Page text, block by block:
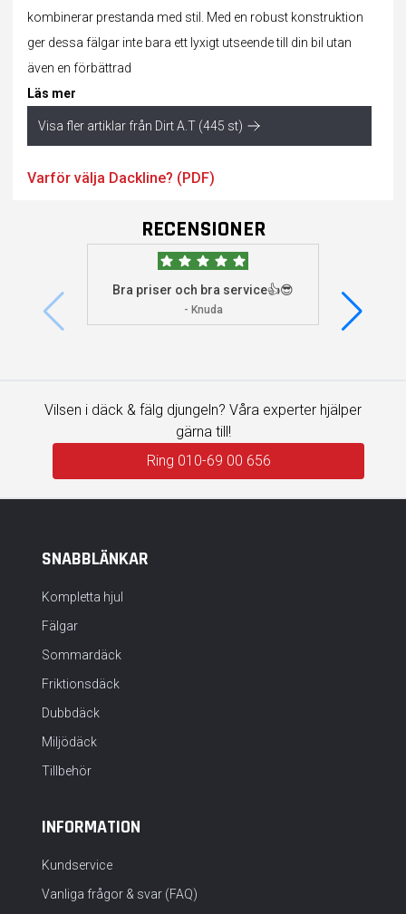
kombinerar prestanda med stil. Med en robust konstruktion
ger dessa fälgar inte bara ett lyxigt utseende till din bil utan
även en förbättrad
Läs mer
Visa fler artiklar från Dirt A.T (445 st)
Varför välja Dackline? (PDF)
RECENSIONER
Bra priser och bra service👍😎
- Knuda
Vilsen i däck & fälg djungeln? Våra experter hjälper
gärna till!
Ring 010-69 00 656
SNABBLÄNKAR
Kompletta hjul
Fälgar
Sommardäck
Friktionsdäck
Dubbdäck
Miljödäck
Tillbehör
INFORMATION
Kundservice
Vanliga frågor & svar (FAQ)